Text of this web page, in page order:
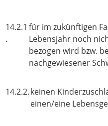
14.2.1
.
für im zukünftigen
Lebensjahr noch
bezogen wird bzw.
nachgewiesener
14.2.2.keinen
einen/eine